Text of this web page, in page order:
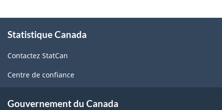
l'Amérique
du
Nord
(SCPAN)
2017
propos
ce
site
Statistique Canada
Contactez StatCan
Centre de confiance
Gouvernement du Canada